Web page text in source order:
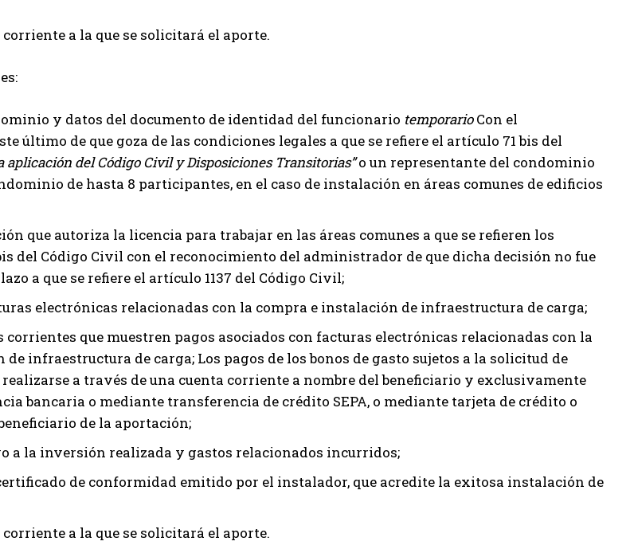
a la que se solicitará el aporte.
y datos del documento de identidad del funcionario temporarioCon el
último de que goza de las condiciones legales a que se refiere el artículo 71 bis del
aplicación del Código Civil y Disposiciones Transitorias”o un representante del condominio
de hasta 8 participantes, en el caso de instalación en áreas comunes de edificios
que autoriza la licencia para trabajar en las áreas comunes a que se refieren los
bis del Código Civil con el reconocimiento del administrador de que dicha decisión no fue
a que se refiere el artículo 1137 del Código Civil;
electrónicas relacionadas con la compra e instalación de infraestructura de carga;
corrientes que muestren pagos asociados con facturas electrónicas relacionadas con la
infraestructura de carga; Los pagos de los bonos de gasto sujetos a la solicitud de
realizarse a través de una cuenta corriente a nombre del beneficiario y exclusivamente
bancaria o mediante transferencia de crédito SEPA, o mediante tarjeta de crédito o
de la aportación;
a la inversión realizada y gastos relacionados incurridos;
de conformidad emitido por el instalador, que acredite la exitosa instalación de
a la que se solicitará el aporte.